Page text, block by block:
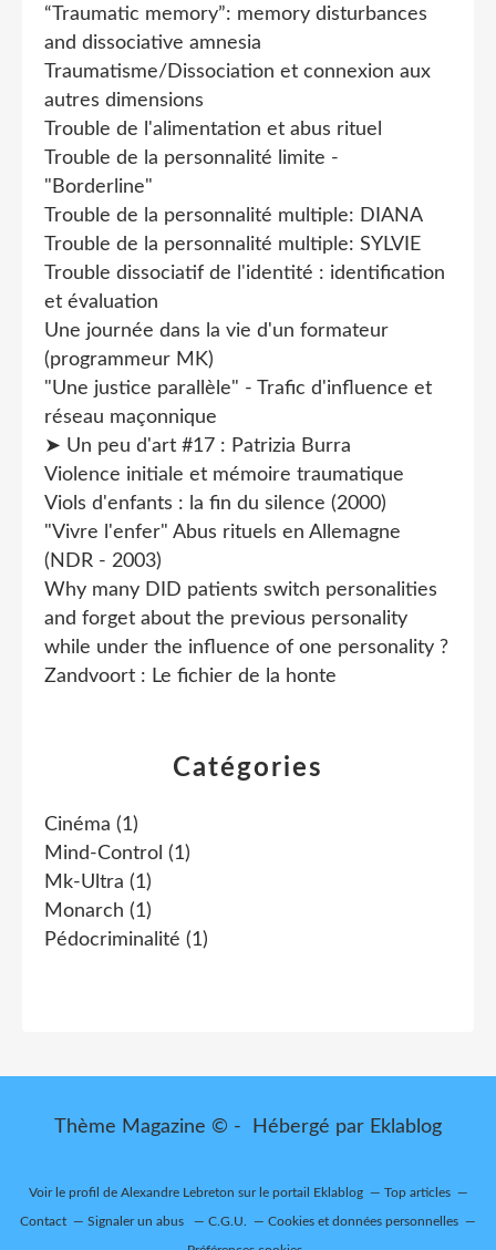
Catégories
Cinéma (1)
Mind-Control (1)
Mk-Ultra (1)
Monarch (1)
Pédocriminalité (1)
“Traumatic memory”: memory disturbances
and dissociative amnesia
Traumatisme/Dissociation et connexion aux
autres dimensions
Trouble de l'alimentation et abus rituel
Trouble de la personnalité limite -
"Borderline"
Trouble de la personnalité multiple: DIANA
Trouble de la personnalité multiple: SYLVIE
Trouble dissociatif de l'identité : identification
et évaluation
Une journée dans la vie d'un formateur
(programmeur MK)
"Une justice parallèle" - Trafic d'influence et
réseau maçonnique
➤ Un peu d'art #17 : Patrizia Burra
Violence initiale et mémoire traumatique
Viols d'enfants : la fin du silence (2000)
"Vivre l'enfer" Abus rituels en Allemagne
(NDR - 2003)
Why many DID patients switch personalities
and forget about the previous personality
while under the influence of one personality ?
Zandvoort : Le fichier de la honte
Thème Magazine © - Hébergé par Eklablog
Voir le profil de Alexandre Lebreton sur le portail Eklablog Top articles
Contact Signaler un abus C.G.U. Cookies et données personnelles